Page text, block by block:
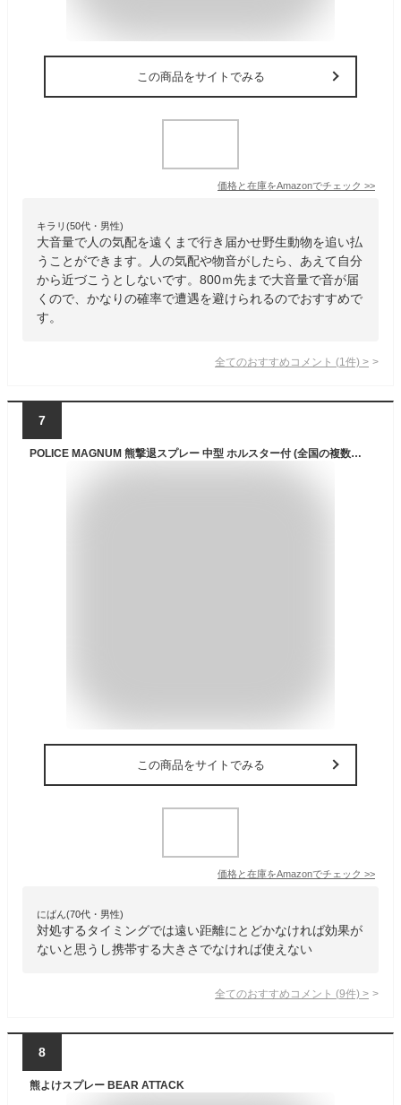
この商品をサイトでみる
価格と在庫をAmazonでチェック >>
キラリ(50代・男性)
大音量で人の気配を遠くまで行き届かせ野生動物を追い払
うことができます。人の気配や物音がしたら、あえて自分
から近づこうとしないです。800ｍ先まで大音量で音が届
くので、かなりの確率で遭遇を避けられるのでおすすめで
す。
全てのおすすめコメント (1 件) >
7
POLICE MAGNUM 熊撃退スプレー 中型 ホルスター付 (全国の複数の国公立機関・地方自治体正式採用品) B-609-CS
この商品をサイトでみる
価格と在庫をAmazonでチェック >>
にばん(70代・男性)
対処するタイミングでは遠い距離にとどかなければ効果が
ないと思うし携帯する大きさでなければ使えない
全てのおすすめコメント (9件) >
8
熊よけスプレー BEAR ATTACK